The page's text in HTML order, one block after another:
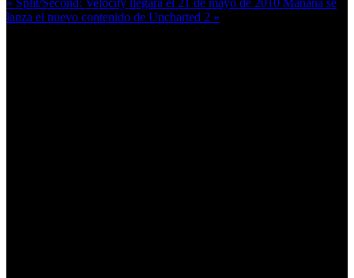
lanza el nuevo contenido de Uncharted 2 »